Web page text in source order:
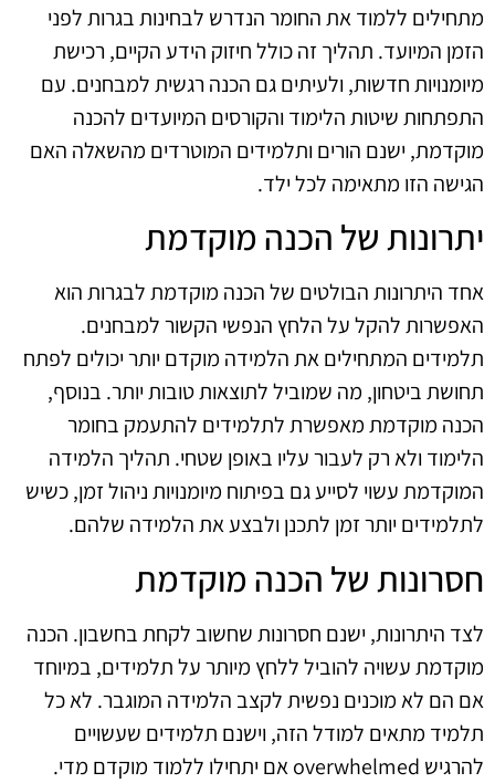
מתחילים ללמוד את החומר הנדרש לבחינות בגרות לפני
הזמן המיועד. תהליך זה כולל חיזוק הידע הקיים, רכישת
מיומנויות חדשות, ולעיתים גם הכנה רגשית למבחנים. עם
התפתחות שיטות הלימוד והקורסים המיועדים להכנה
מוקדמת, ישנם הורים ותלמידים המוטרדים מהשאלה האם
הגישה הזו מתאימה לכל ילד.
יתרונות של הכנה מוקדמת
אחד היתרונות הבולטים של הכנה מוקדמת לבגרות הוא
האפשרות להקל על הלחץ הנפשי הקשור למבחנים.
תלמידים המתחילים את הלמידה מוקדם יותר יכולים לפתח
תחושת ביטחון, מה שמוביל לתוצאות טובות יותר. בנוסף,
הכנה מוקדמת מאפשרת לתלמידים להתעמק בחומר
הלימוד ולא רק לעבור עליו באופן שטחי. תהליך הלמידה
המוקדמת עשוי לסייע גם בפיתוח מיומנויות ניהול זמן, כשיש
לתלמידים יותר זמן לתכנן ולבצע את הלמידה שלהם.
חסרונות של הכנה מוקדמת
לצד היתרונות, ישנם חסרונות שחשוב לקחת בחשבון. הכנה
מוקדמת עשויה להוביל ללחץ מיותר על תלמידים, במיוחד
אם הם לא מוכנים נפשית לקצב הלמידה המוגבר. לא כל
תלמיד מתאים למודל הזה, וישנם תלמידים שעשויים
להרגיש overwhelmed אם יתחילו ללמוד מוקדם מדי.